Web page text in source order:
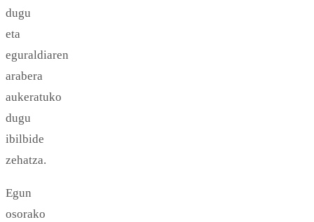
dugu
eta
eguraldiaren
arabera
aukeratuko
dugu
ibilbide
zehatza.
Egun
osorako